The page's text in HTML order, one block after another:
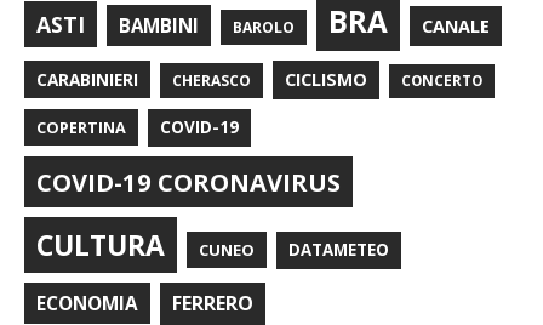
ASTI BAMBINI BAROLO BRA CANALE
CARABINIERI CHERASCO CICLISMO CONCERTO
COPERTINA COVID-19
COVID-19 CORONAVIRUS
CULTURA CUNEO DATAMETEO
ECONOMIA FERRERO